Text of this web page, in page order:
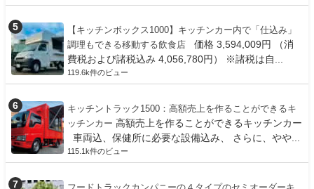
【キッチンボックス1000】キッチンカー内で「仕込み」
調理もできる移動する飲食店
価格 3,594,009円 （消
費税および諸税込み 4,056,780円） ※諸税は自...
119.6k件のビュー
キッチントラック1500：高額売上を作ることができるキ
ッチンカー 高額売上を作ることができるキッチンカー
車両込、保健所に必要な設備込み、 さらに、やや...
115.1k件のビュー